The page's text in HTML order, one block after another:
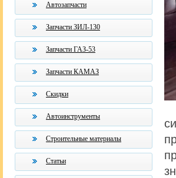
Автозапчасти
Запчасти ЗИЛ-130
Запчасти ГАЗ-53
Запчасти КАМАЗ
Скидки
Автоинструменты
Строительные материалы
Статьи